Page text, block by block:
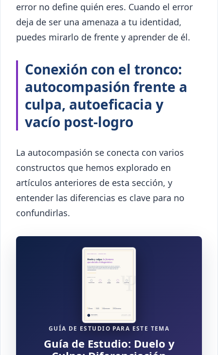
error no define quién eres. Cuando el error
deja de ser una amenaza a tu identidad,
puedes mirarlo de frente y aprender de él.
Conexión con el tronco:
autocompasión frente a
culpa, autoeficacia y
vacío post-logro
La autocompasión se conecta con varios
constructos que hemos explorado en
artículos anteriores de esta sección, y
entender las diferencias es clave para no
confundirlas.
GUÍA DE ESTUDIO PARA ESTE TEMA
Guía de Estudio: Duelo y